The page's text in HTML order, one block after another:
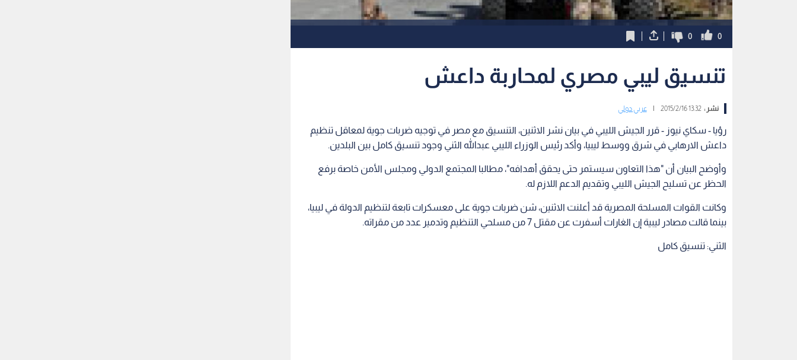
0
0
تنسيق ليبي مصري لمحاربة داعش
نشر :13:32 2015/2/16 عربي دولي
رؤيا - سكاي نيوز - قرر الجيش الليبي في بيان نشر الاثنين، التنسيق مع مصر في توجيه ضربات جوية لمعاقل تنظيم
داعش الارهابي في شرق ووسط ليبيا، وأكد رئيس الوزراء الليبي عبدالله الثني وجود تنسيق كامل بين البلدين.
وأوضح البيان أن "هذا التعاون سيستمر حتى يحقق أهدافه"، مطالبا المجتمع الدولي ومجلس الأمن خاصة برفع
الحظر عن تسليح الجيش الليبي وتقديم الدعم اللازم له.
وكانت القوات المسلحة المصرية قد أعلنت الاثنين، شن ضربات جوية على معسكرات تابعة لتنظيم الدولة في ليبيا،
بينما قالت مصادر ليبية إن الغارات أسفرت عن مقتل 7 من مسلحي التنظيم وتدمير عدد من مقراته.
الثني: تنسيق كامل